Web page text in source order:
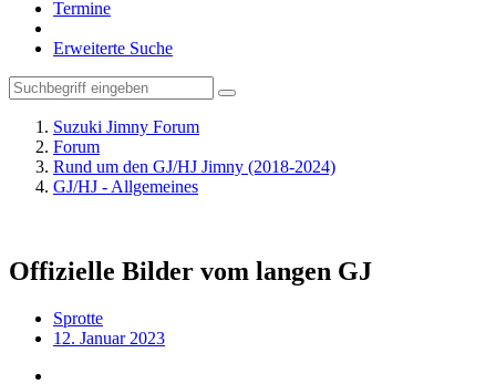
Termine
Erweiterte Suche
Suzuki Jimny Forum
Forum
Rund um den GJ/HJ Jimny (2018-2024)
GJ/HJ - Allgemeines
Offizielle Bilder vom langen GJ
Sprotte
12. Januar 2023